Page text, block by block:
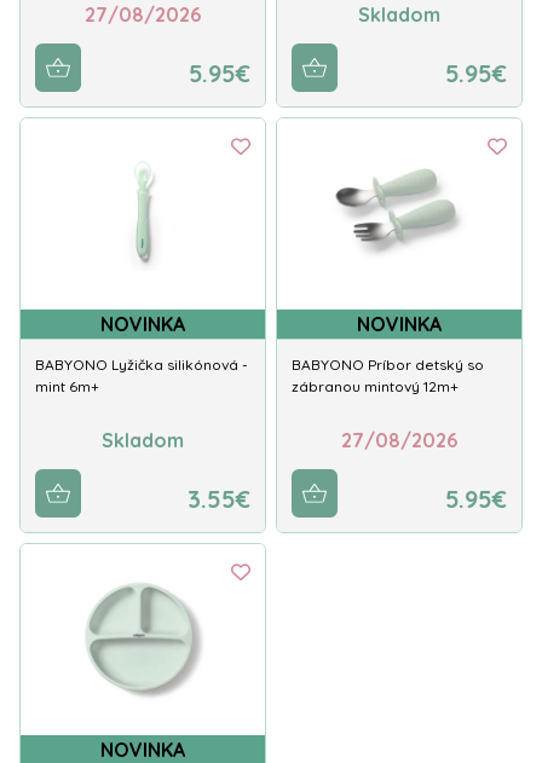
27/08/2026
5.95€
Skladom
5.95€
NOVINKA
BABYONO Lyžička silikónová -
mint 6m+
Skladom
3.55€
NOVINKA
BABYONO Príbor detský so
zábranou mintový 12m+
27/08/2026
5.95€
NOVINKA